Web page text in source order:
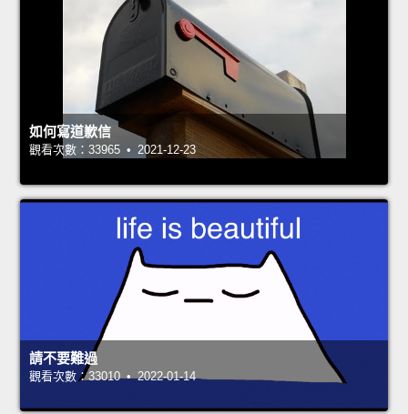
如何寫道歉信
觀看次數：33965 • 2021-12-23
請不要難過
觀看次數：33010 • 2022-01-14